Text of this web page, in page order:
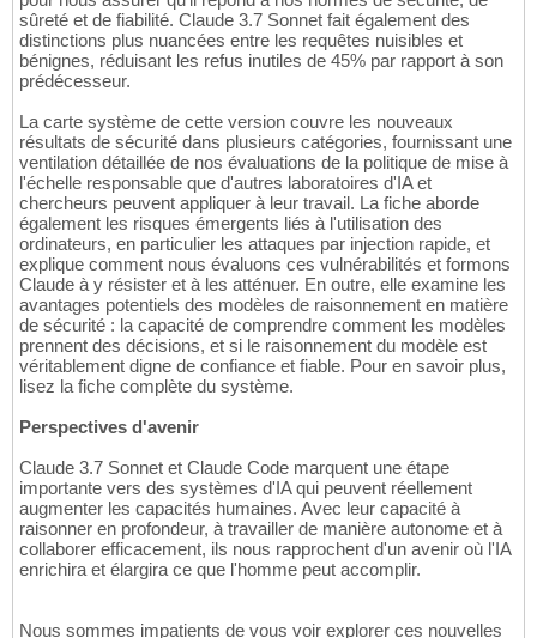
sûreté et de fiabilité. Claude 3.7 Sonnet fait également des
distinctions plus nuancées entre les requêtes nuisibles et
bénignes, réduisant les refus inutiles de 45% par rapport à son
prédécesseur.
La carte système de cette version couvre les nouveaux
résultats de sécurité dans plusieurs catégories, fournissant une
ventilation détaillée de nos évaluations de la politique de mise à
l'échelle responsable que d'autres laboratoires d'IA et
chercheurs peuvent appliquer à leur travail. La fiche aborde
également les risques émergents liés à l'utilisation des
ordinateurs, en particulier les attaques par injection rapide, et
explique comment nous évaluons ces vulnérabilités et formons
Claude à y résister et à les atténuer. En outre, elle examine les
avantages potentiels des modèles de raisonnement en matière
de sécurité : la capacité de comprendre comment les modèles
prennent des décisions, et si le raisonnement du modèle est
véritablement digne de confiance et fiable. Pour en savoir plus,
lisez la fiche complète du système.
Perspectives d'avenir
Claude 3.7 Sonnet et Claude Code marquent une étape
importante vers des systèmes d'IA qui peuvent réellement
augmenter les capacités humaines. Avec leur capacité à
raisonner en profondeur, à travailler de manière autonome et à
collaborer efficacement, ils nous rapprochent d'un avenir où l'IA
enrichira et élargira ce que l'homme peut accomplir.
Nous sommes impatients de vous voir explorer ces nouvelles